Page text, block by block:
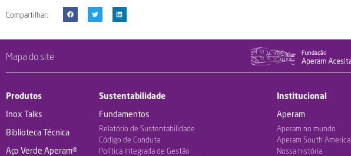
Compartilhar:
Mapa do site
Produtos
Inox Talks
Biblioteca Técnica
Aço Verde Aperam®
Sustentabilidade
Fundamentos
Relatório de Sustentabilidade
Código de Conduta
Política Integrada de Gestão
Institucional
Aperam
Aperam no mundo
Aperam South America
Nossa história